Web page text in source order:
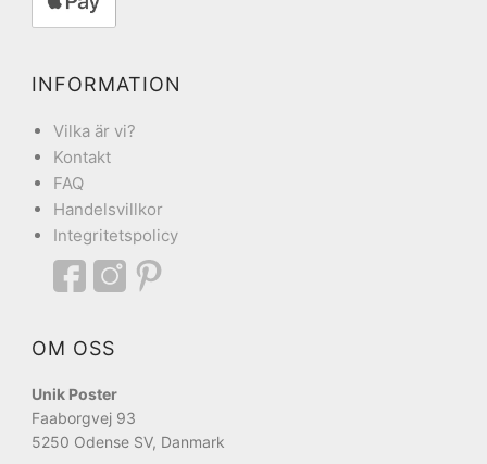
INFORMATION
Vilka är vi?
Kontakt
FAQ
Handelsvillkor
Integritetspolicy
OM OSS
Unik Poster
Faaborgvej 93
5250 Odense SV, Danmark